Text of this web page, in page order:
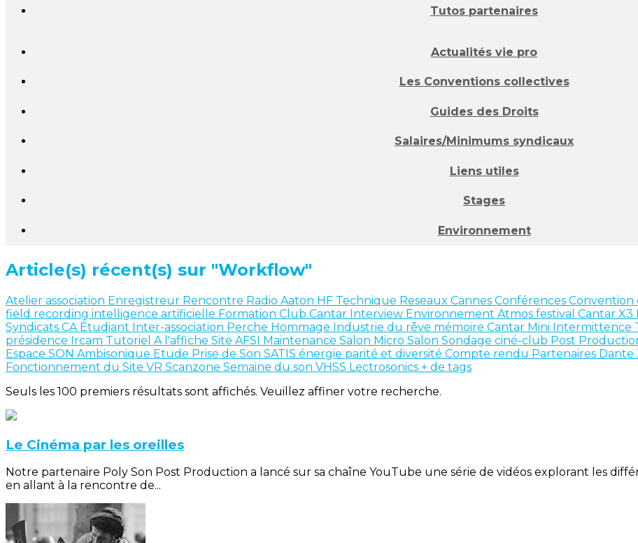
Tutos partenaires
Actualités vie pro
Les Conventions collectives
Guides des Droits
Salaires/Minimums syndicaux
Liens utiles
Stages
Environnement
Article(s) récent(s) sur "Workflow"
Atelier association Enregistreur Rencontre Radio Aaton HF Technique Reseaux Cannes Conférences Convention
field recording intelligence artificielle Formation Club Cantar Interview Environnement Atmos festival Cantar X3
Syndicats CA Étudiant Inter-association Perche Hommage Industrie du rêve mémoire Cantar Mini Intermittence
présidence Ircam Tutoriel A l'affiche Site AFSI Maintenance Salon Micro Salon Sondage ciné-club Post
Espace SON Ambisonique Etude Prise de Son SATIS énergie parité et diversité Compte rendu Partenaires Dante
Fonctionnement du Site VR Scanzone Semaine du son VHSS Lectrosonics + de tags
Seuls les 100 premiers résultats sont affichés. Veuillez affiner votre recherche.
Le Cinéma par les oreilles
Notre partenaire Poly Son Post Production a lancé sur sa chaîne YouTube une série de vidéos explorant les
en allant à la rencontre de...